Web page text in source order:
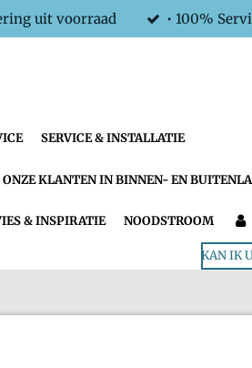
uit voorraad • 100%
SERVICE & INSTALLATIE
ONZE KLANTEN IN BINNEN- EN
& INSPIRATIE NOODSTROOM
KAN IK